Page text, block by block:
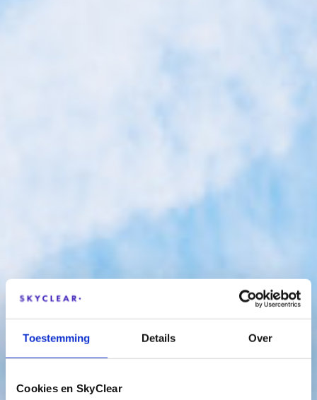
Toestemming Details Over
Cookies en SkyClear